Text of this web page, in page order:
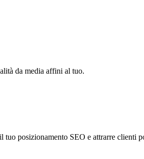
da media affini al tuo.
posizionamento SEO e attrarre clienti